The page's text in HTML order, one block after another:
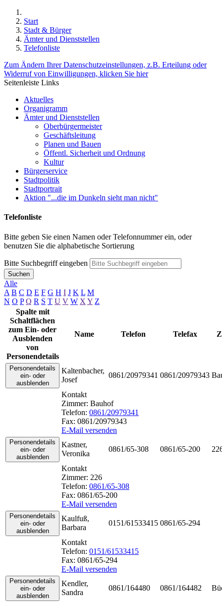
Start
Stadt & Bürger
Ämter und Dienststellen
Telefonliste
Zum Ändern Ihrer Datenschutzeinstellungen, z.B. Erteilung oder
Widerruf von Einwilligungen, klicken Sie hier
Seitenleiste Links
Aktuelles
Organigramm
Ämter und Dienststellen
Oberbürgermeister
Geschäftsleitung
Planen und Bauen
Öffentl. Sicherheit und Ordnung
Kultur
Bürgerservice
Stadtpolitik
Stadtportrait
Aktion "...die im Dunkeln sieht man nicht"
Telefonliste
Bitte geben Sie einen Namen oder Telefonnummer ein, oder
benutzen Sie die alphabetische Sortierung
Bitte Suchbegriff eingeben
Suchen
Alle
A B C D E F G H I J K L M
N O P Q R S T U V W X Y Z
Spalte mit
Schaltflächen
zum Ein- oder
Ausblenden
von
Personendetails
Name Telefon Telefax
Personendetails
ein- oder
ausblenden
Kaltenbacher,
Josef
0861/20979341 0861/20979343
Kontakt
Zimmer: Bauhof
Telefon: 0861/20979341
Fax: 0861/20979343
E-Mail versenden
Personendetails
ein- oder
ausblenden
Kastner,
Veronika
0861/65-308 0861/65-200
Kontakt
Zimmer: 226
Telefon: 0861/65-308
Fax: 0861/65-200
E-Mail versenden
Personendetails
ein- oder
ausblenden
Kaulfuß,
Barbara
0151/61533415 0861/65-294
Kontakt
Telefon: 0151/61533415
Fax: 0861/65-294
E-Mail versenden
Personendetails
ein- oder
ausblenden
Kendler,
Sandra
0861/164480 0861/164482